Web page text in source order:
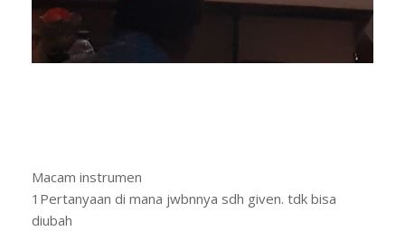
Macam instrumen
1Pertanyaan di mana jwbnnya sdh given. tdk bisa
diubah